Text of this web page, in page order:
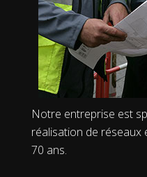
Notre entreprise est
réalisation de réseaux
70 ans.